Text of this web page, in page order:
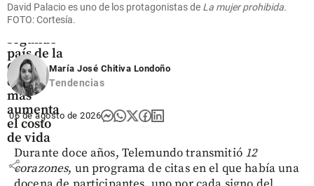
sigue
como el
segundo
país de la
Ocde
donde
más
aumenta
el costo
de vida
share
David Palacio es uno de los protagonistas de La mujer prohibida.
FOTO: Cortesía.
María José Chitiva Londoño
Tendencias
06 de agosto de 2026
Durante doce años, Telemundo transmitió 12
corazones, un programa de citas en el que había una